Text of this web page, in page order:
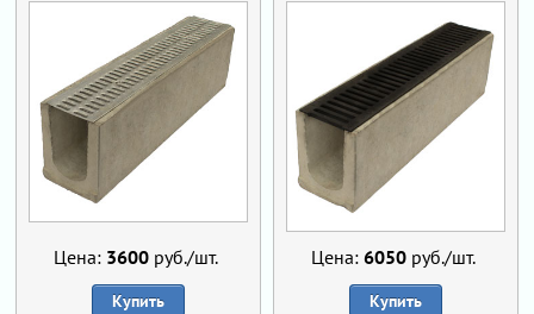
Цена: 3600руб./шт.
Купить
Цена: 6050руб./шт.
Купить